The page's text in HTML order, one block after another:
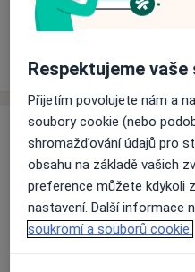
Ceník Adresy
Ceník
Informace o službách a
Tento specialista ještě
svých
Respektujeme
Přijetím povolujete nám a
soubory cookie (nebo
shromažďování údajů pro
obsahu na základě vašich
preference můžete kdykoli
nastavení. Další informace
soukromí a souborů cookie.